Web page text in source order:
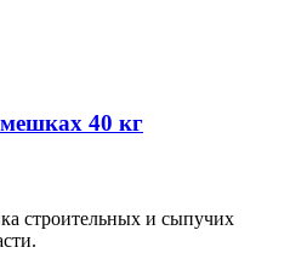
40 кг
строительных и сыпучих